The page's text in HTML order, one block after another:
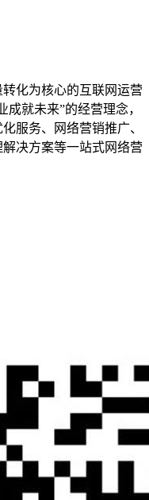
化为核心的互联网运营
就未来”的经营理念，
服务、网络营销推广、
决方案等一站式网络营